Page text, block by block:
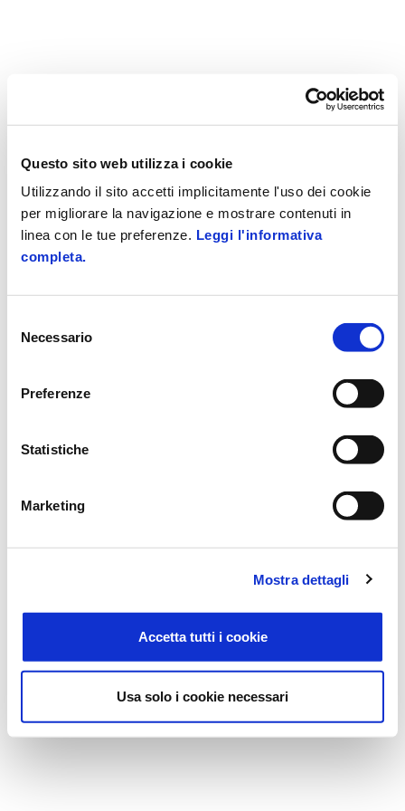
Questo sito web utilizza i cookie
Utilizzando il sito accetti implicitamente l'uso dei cookie
per migliorare la navigazione e mostrare contenuti in
linea con le tue preferenze. Leggi l'informativa
completa.
delNecessario
Preferenze
Statistiche
Marketing
Mostra dettagli
Accetta tutti i cookie
Usa solo i cookie necessari